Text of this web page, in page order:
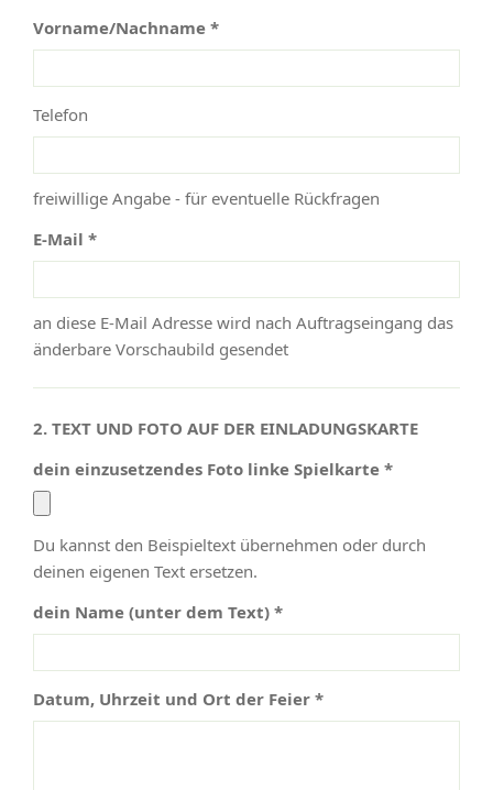
Vorname/Nachname *
Telefon
freiwillige Angabe - für eventuelle Rückfragen
E-Mail *
an diese E-Mail Adresse wird nach Auftragseingang das
änderbare Vorschaubild gesendet
2. TEXT UND FOTO AUF DER EINLADUNGSKARTE
dein einzusetzendes Foto linke Spielkarte *
Du kannst den Beispieltext übernehmen oder durch
deinen eigenen Text ersetzen.
dein Name (unter dem Text) *
Datum, Uhrzeit und Ort der Feier *